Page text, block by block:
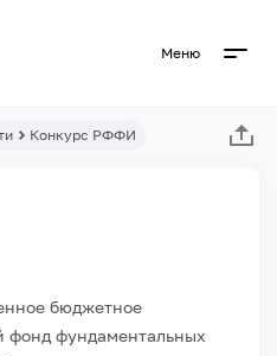
Меню
Конкурс РФФИ
бюджетное
фонд фундаментальных